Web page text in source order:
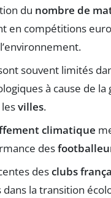
du nombre de
en compétitions
souvent limités
à cause de la
villes.
climatique
des
desclubs
la transition